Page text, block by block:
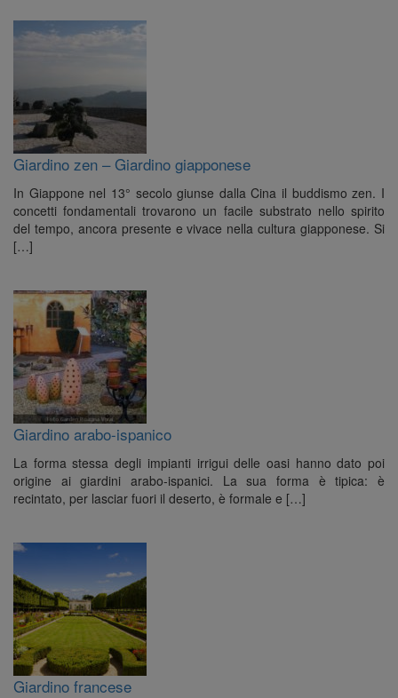
Giardino zen – Giardino giapponese
In Giappone nel 13° secolo giunse dalla Cina il buddismo zen. I
concetti fondamentali trovarono un facile substrato nello spirito
del tempo, ancora presente e vivace nella cultura giapponese. Si
[…]
Giardino arabo-ispanico
La forma stessa degli impianti irrigui delle oasi hanno dato poi
origine ai giardini arabo-ispanici. La sua forma è tipica: è
recintato, per lasciar fuori il deserto, è formale e […]
Giardino francese